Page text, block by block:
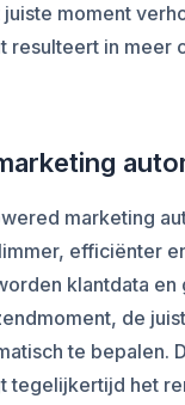
moment
resulteert in meer
marketing
efficiënter
klantdata en
de
te bepalen.
tegelijkertijd het